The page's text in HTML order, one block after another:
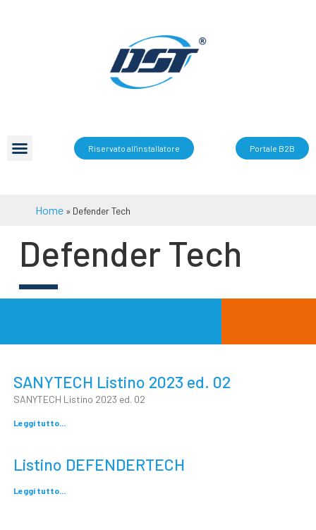
Riservato all'installatore Portale B2B
Home » Defender Tech
Defender Tech
SANYTECH Listino 2023 ed. 02
SANYTECH Listino 2023 ed. 02
Leggi tutto...
Listino DEFENDERTECH
Leggi tutto...